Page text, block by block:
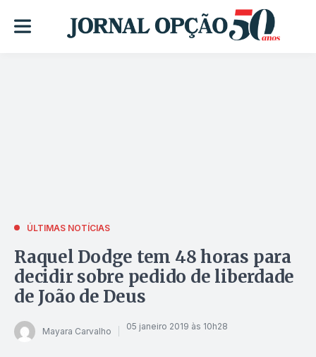
ÚLTIMAS NOTÍCIAS
Raquel Dodge tem 48 horas para
decidir sobre pedido de liberdade
de João de Deus
Mayara Carvalho 05 janeiro 2019 às 10h28